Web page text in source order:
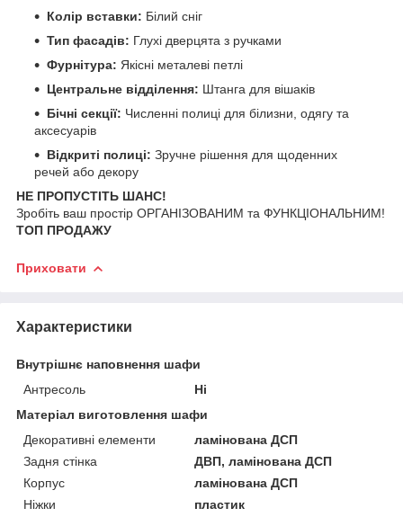
Колір вставки: Білий сніг
Тип фасадів: Глухі дверцята з ручками
Фурнітура: Якісні металеві петлі
Центральне відділення: Штанга для вішаків
Бічні секції: Численні полиці для білизни, одягу та
аксесуарів
Відкриті полиці: Зручне рішення для щоденних
речей або декору
НЕ ПРОПУСТІТЬ ШАНС!
Зробіть ваш простір ОРГАНІЗОВАНИМ та ФУНКЦІОНАЛЬНИМ!
ТОП ПРОДАЖУ
Приховати
Характеристики
Внутрішнє наповнення шафи
Антресоль
Ні
Матеріал виготовлення шафи
Декоративні елементи
ламінована ДСП
Задня стінка
ДВП, ламінована ДСП
Корпус
ламінована ДСП
Ніжки
пластик